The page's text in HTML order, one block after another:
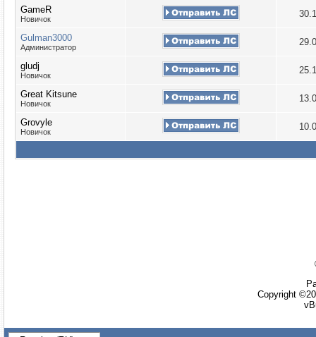
GameR
Новичок
Gulman3000
Администратор
gludj
Новичок
Great Kitsune
Новичок
Grovyle
Новичок
Copyright